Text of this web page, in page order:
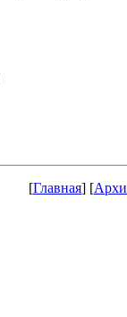
[Главная] [